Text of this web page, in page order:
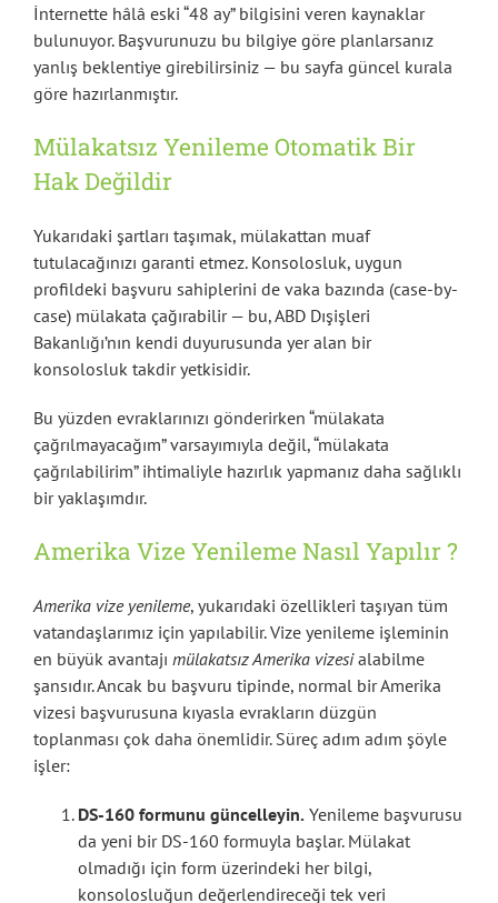
İnternette hâlâ eski “48 ay” bilgisini veren kaynaklar
bulunuyor. Başvurunuzu bu bilgiye göre planlarsanız
yanlış beklentiye girebilirsiniz — bu sayfa güncel kurala
göre hazırlanmıştır.
Mülakatsız Yenileme Otomatik Bir
Hak Değildir
Yukarıdaki şartları taşımak, mülakattan muaf
tutulacağınızı garanti etmez. Konsolosluk, uygun
profildeki başvuru sahiplerini de vaka bazında (case-by-
case) mülakata çağırabilir — bu, ABD Dışişleri
Bakanlığı’nın kendi duyurusunda yer alan bir
konsolosluk takdir yetkisidir.
Bu yüzden evraklarınızı gönderirken “mülakata
çağrılmayacağım” varsayımıyla değil, “mülakata
çağrılabilirim” ihtimaliyle hazırlık yapmanız daha sağlıklı
bir yaklaşımdır.
Amerika Vize Yenileme Nasıl Yapılır ?
Amerika vize yenileme, yukarıdaki özellikleri taşıyan tüm
vatandaşlarımız için yapılabilir. Vize yenileme işleminin
en büyük avantajı mülakatsız Amerika vizesialabilme
şansıdır. Ancak bu başvuru tipinde, normal bir Amerika
vizesi başvurusuna kıyasla evrakların düzgün
toplanması çok daha önemlidir. Süreç adım adım şöyle
işler:
DS-160 formunu güncelleyin. Yenileme başvurusu
da yeni bir DS-160 formuyla başlar. Mülakat
olmadığı için form üzerindeki her bilgi,
konsolosluğun değerlendireceği tek veri